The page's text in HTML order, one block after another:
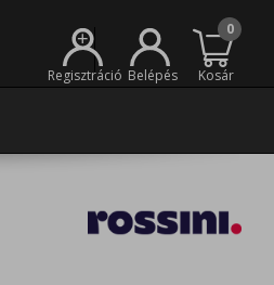
+
Regisztráció Belépés
0
Kosár